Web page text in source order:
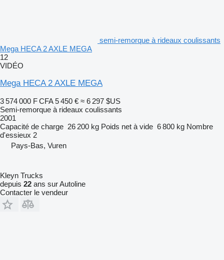
semi-remorque à rideaux coulissants
Mega HECA 2 AXLE MEGA
12
VIDÉO
Mega HECA 2 AXLE MEGA
3 574 000 F CFA 5 450 € ≈ 6 297 $US
Semi-remorque à rideaux coulissants
2001
Capacité de charge 26 200 kg Poids net à vide 6 800 kg Nombre
d'essieux 2
Pays-Bas, Vuren
Kleyn Trucks
depuis 22 ans sur Autoline
Contacter le vendeur